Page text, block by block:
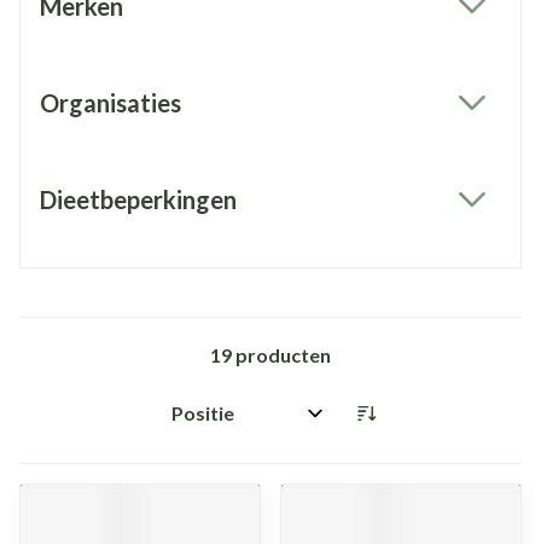
Merken
Organisaties
Dieetbeperkingen
19 producten
Sorteer op: